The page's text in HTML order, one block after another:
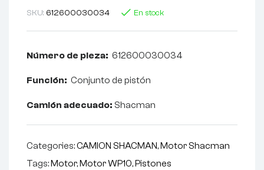
SKU: 612600030034 En stock
Número de pieza: 612600030034
Función: Conjunto de pistón
Camión adecuado: Shacman
Categories:CAMION SHACMAN,Motor Shacman
Tags:Motor,Motor WP10,Pistones